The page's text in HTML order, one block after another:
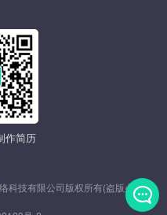
作简历
科技有限公司版权所有(盗版必